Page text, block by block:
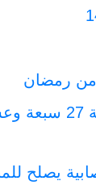
من رمضان
هل ليلة القدر هي
يصلح